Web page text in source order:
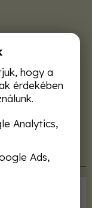
hogy a
érdekében
Analytics,
Ads,